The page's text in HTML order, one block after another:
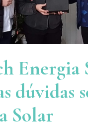
Energia
dúvidas
Solar